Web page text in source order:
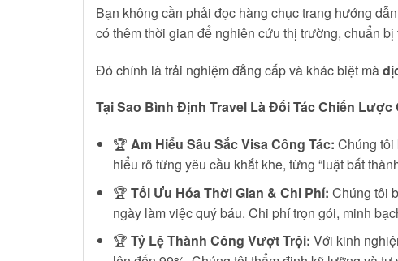
Bạn không cần phải đọc hàng chục trang hướng
có thêm thời gian để nghiên cứu thị trường, chuẩn
Đó chính là trải nghiệm đẳng cấp và khác biệt mà
Tại Sao Bình Định Travel Là Đối Tác Chiến
🏆 Am Hiểu Sâu Sắc Visa Công Tác: Chúng
hiểu rõ từng yêu cầu khắt khe, từng “luật bất
🏆 Tối Ưu Hóa Thời Gian & Chi Phí: Chúng tôi
ngày làm việc quý báu. Chi phí trọn gói, minh
🏆 Tỷ Lệ Thành Công Vượt Trội: Với kinh